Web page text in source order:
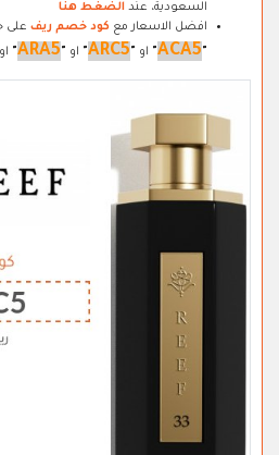
السعودية، عند الضغط هنا
افضل الاسعار مع كود خصم ريف على
"
ACA5
" او "
ARC5
" او "
ARA5
" او